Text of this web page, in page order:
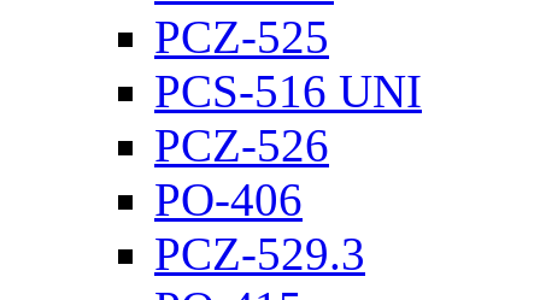
PCZ-525
PCS-516 UNI
PCZ-526
PO-406
PCZ-529.3